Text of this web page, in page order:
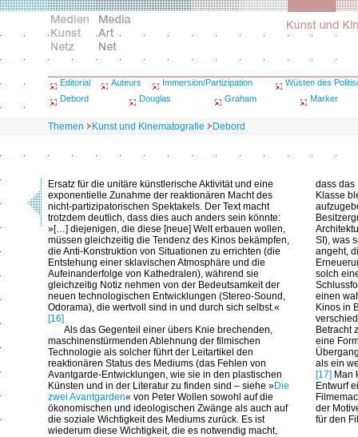
Editorial Auteurs Immersion/Partizipation
Wüsten des
Debord
Douglas Graham Marker
Themen Kunst und Kinematografie Debord
Ersatz für die unitäre künstlerische Aktivität und eine
exponentielle Zunahme der reaktionären Macht des
nicht-partizipatorischen Spektakels. Der Text macht
trotzdem deutlich, dass dies auch anders sein könnte:
»[…] diejenigen, die diese [neue] Welt erbauen wollen,
müssen gleichzeitig die Tendenz des Kinos bekämpfen,
die Anti-Konstruktion von Situationen zu errichten (die
Entstehung einer sklavischen Atmosphäre und die
Aufeinanderfolge von Kathedralen), während sie
gleichzeitig Notiz nehmen von der Bedeutsamkeit der
neuen technologischen Entwicklungen (Stereo-Sound,
Odorama), die wertvoll sind in und durch sich selbst.«
[16]
Als das Gegenteil einer übers Knie brechenden,
maschinenstürmenden Ablehnung der filmischen
Technologie als solcher führt der Leitartikel den
reaktionären Status des Mediums (das Fehlen von
Avantgarde-Entwicklungen, wie sie in den plastischen
Künsten und in der Literatur zu finden sind – siehe »Die
zwei Avantgarden« von Peter Wollen sowohl auf die
ökonomischen und ideologischen Zwänge als auch auf
die soziale Wichtigkeit des Mediums zurück. Es ist
wiederum diese Wichtigkeit, die es notwendig macht,
dass das
Klasse
SI), was
angeht,
solch
einen
Kinos in
Betracht
eine
als ein
[17] Man
Entwurf
der
für den